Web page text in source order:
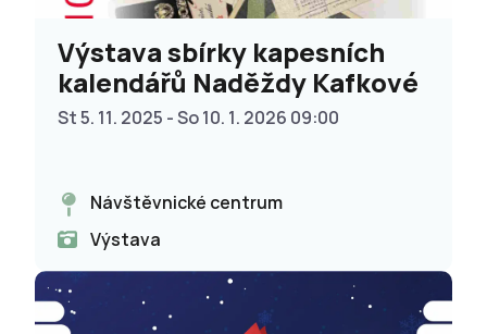
Výstava sbírky kapesních
kalendářů Naděždy Kafkové
St 5. 11. 2025 - So 10. 1. 2026 09:00
Návštěvnické centrum
Výstava